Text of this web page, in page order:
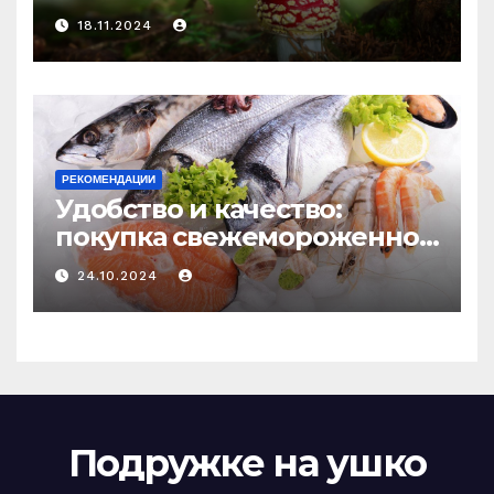
психоделику
18.11.2024
РЕКОМЕНДАЦИИ
Удобство и качество:
покупка свежемороженной
рыбы онлайн
24.10.2024
Подружке на ушко